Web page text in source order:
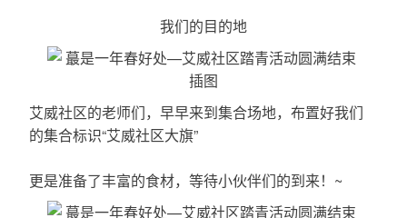
我们的目的地
艾威社区的老师们，早早来到集合场地，布置好我们
的集合标识“艾威社区大旗”
更是准备了丰富的食材，等待小伙伴们的到来！~